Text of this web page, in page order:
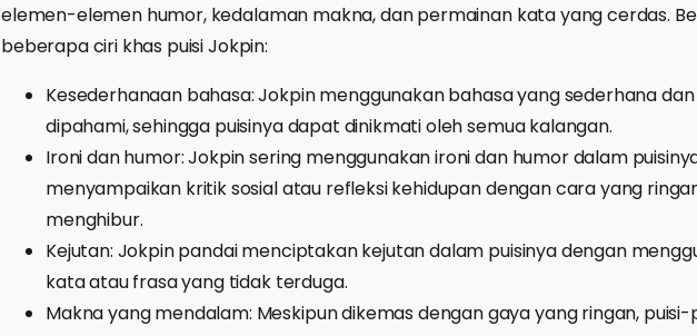
elemen-elemen humor, kedalaman makna, dan permainan kata yang cerdas.
beberapa ciri khas puisi Jokpin:
Kesederhanaan bahasa: Jokpin menggunakan bahasa yang sederhana
dipahami, sehingga puisinya dapat dinikmati oleh semua kalangan.
Ironi dan humor: Jokpin sering menggunakan ironi dan humor dalam
menyampaikan kritik sosial atau refleksi kehidupan dengan cara yang
menghibur.
Kejutan: Jokpin pandai menciptakan kejutan dalam puisinya dengan
kata atau frasa yang tidak terduga.
Makna yang mendalam: Meskipun dikemas dengan gaya yang ringan, puisi-